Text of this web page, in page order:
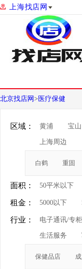
上海找店网
北京找店网 > 医疗保健
区域： 黄浦 宝山
上海周边
白鹤 重固
面积： 50平米以下
租金： 5000以下
行业： 电子通讯/专柜
生活服务
保健品店